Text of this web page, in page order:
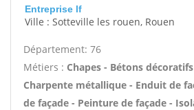
Entreprise lf
Ville : Sotteville les rouen, Rouen
Département: 76
Métiers : Chapes - Bétons
Charpente métallique - Enduit de
de façade - Peinture de façade -